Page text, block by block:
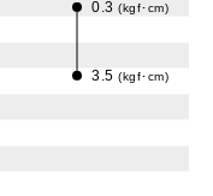
0.3 (kgf･cm)
3.5 (kgf･cm)